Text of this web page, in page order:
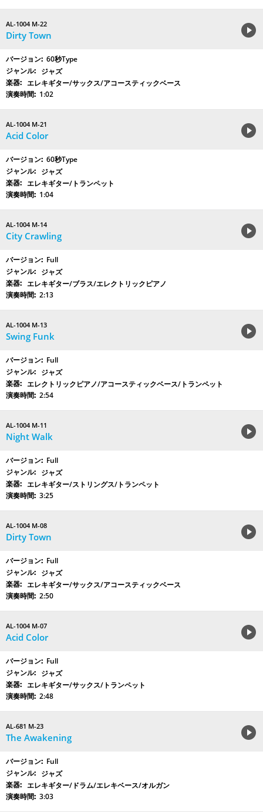
AL-1004 M-22
Dirty Town
60秒Type
ジャズ
エレキギター/サックス/アコースティックベース
1:02
AL-1004 M-21
Acid Color
60秒Type
ジャズ
エレキギター/トランペット
1:04
AL-1004 M-14
City Crawling
Full
ジャズ
エレキギター/ブラス/エレクトリックピアノ
2:13
AL-1004 M-13
Swing Funk
Full
ジャズ
エレクトリックピアノ/アコースティックベース/トランペット
2:54
AL-1004 M-11
Night Walk
Full
ジャズ
エレキギター/ストリングス/トランペット
3:25
AL-1004 M-08
Dirty Town
Full
ジャズ
エレキギター/サックス/アコースティックベース
2:50
AL-1004 M-07
Acid Color
Full
ジャズ
エレキギター/サックス/トランペット
2:48
AL-681 M-23
The Awakening
Full
ジャズ
エレキギター/ドラム/エレキベース/オルガン
3:03